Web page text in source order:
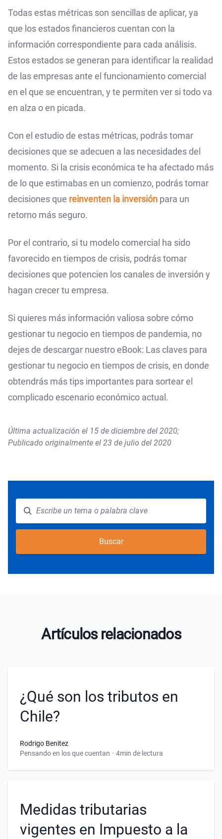
Todas estas métricas son sencillas de aplicar, ya
que los estados financieros cuentan con la
información correspondiente para cada análisis.
Estos estados se generan para identificar la realidad
de las empresas ante el funcionamiento comercial
en el que se encuentran, y te permiten ver si todo va
en alza o en picada.
Con el estudio de estas métricas, podrás tomar
decisiones que se adecuen a las necesidades del
momento. Si la crisis económica te ha afectado más
de lo que estimabas en un comienzo, podrás tomar
decisiones que reinventen la inversión para un
retorno más seguro.
Por el contrario, si tu modelo comercial ha sido
favorecido en tiempos de crisis, podrás tomar
decisiones que potencien los canales de inversión y
hagan crecer tu empresa.
Si quieres más información valiosa sobre cómo
gestionar tu negocio en tiempos de pandemia, no
dejes de descargar nuestro eBook: Las claves para
gestionar tu negocio en tiempos de crisis, en donde
obtendrás más tips importantes para sortear el
complicado escenario económico actual.
Última actualización el 15 de diciembre del 2020;
Publicado originalmente el 23 de julio del 2020
Buscar
Artículos relacionados
¿Qué son los tributos en
Chile?
Rodrigo Benitez
Pensando en los que cuentan · 4min de lectura
Medidas tributarias
vigentes en Impuesto a la